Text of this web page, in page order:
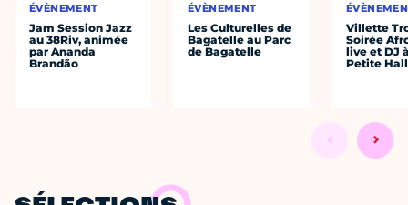
ÉVÈNEMENT
Jam Session Jazz
au 38Riv, animée
par Ananda
Brandão
ÉVÈNEMENT
Les Culturelles de
Bagatelle au Parc
de Bagatelle
Villette
Soirée
live et DJ
Petite